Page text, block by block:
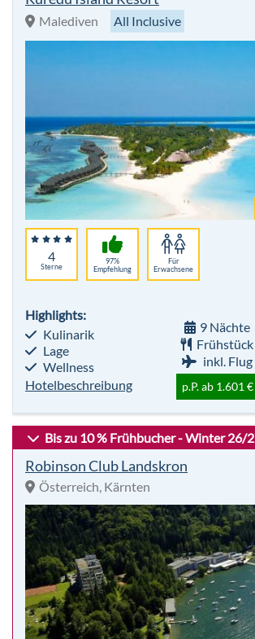
4
Sterne
97%
Empfehlung
Für
Erwachsene
Highlights:
Kulinarik
Lage
Wellness
Hotelbeschreibung
9 Nächte
Frühstück
p.P. ab 1.601 €
Bis zu 10 % Frühbucher - Winter 26/27
Robinson Club Landskron
Österreich, Kärnten
Premium
Club
97%
Empfehlung
Für
Alle